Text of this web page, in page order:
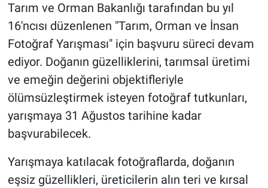
Tarım ve Orman Bakanlığı tarafından bu yıl
16'ncısı düzenlenen "Tarım, Orman ve İnsan
Fotoğraf Yarışması" için başvuru süreci devam
ediyor. Doğanın güzelliklerini, tarımsal üretimi
ve emeğin değerini objektifleriyle
ölümsüzleştirmek isteyen fotoğraf tutkunları,
yarışmaya 31 Ağustos tarihine kadar
başvurabilecek.
Yarışmaya katılacak fotoğraflarda, doğanın
eşsiz güzellikleri, üreticilerin alın teri ve kırsal